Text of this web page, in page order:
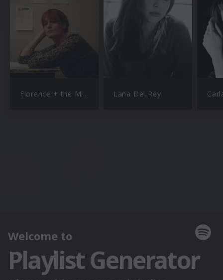
Florence + the Machine Lana Del Rey